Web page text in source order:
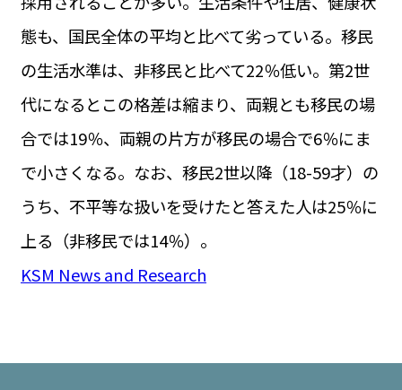
態も、国民全体の平均と比べて劣っている。移民
の生活水準は、非移民と比べて22％低い。第2世
代になるとこの格差は縮まり、両親とも移民の場
合では19％、両親の片方が移民の場合で6％にま
で小さくなる。なお、移民2世以降（18-59才）の
うち、不平等な扱いを受けたと答えた人は25％に
上る（非移民では14％）。
KSM News and Research